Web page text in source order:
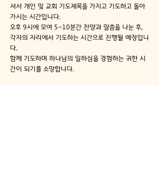
셔서 개인 및 교회 기도제목을 가지고 기도하고 돌아
가시는 시간입니다.
오후 9시에 모여 5~10분간 찬양과 말씀을 나눈 후,
각자의 자리에서 기도하는 시간으로 진행될 예정입니
다.
함께 기도하며 하나님의 일하심을 경험하는 귀한 시
간이 되기를 소망합니다.